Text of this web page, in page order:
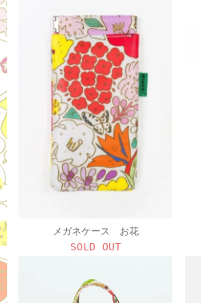
メガネケース お花
SOLD OUT